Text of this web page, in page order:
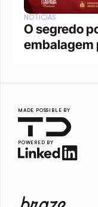
NOTÍCIAS
O segredo
embalagem
MADE POSSIBLE BY
POWERED BY